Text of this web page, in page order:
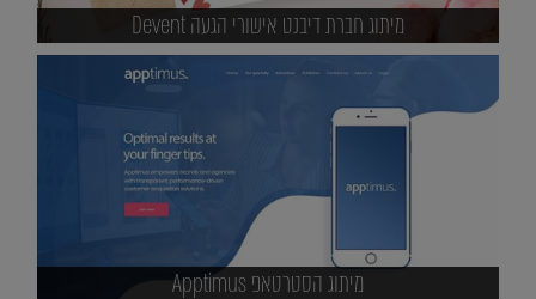
מיתוג חברת דיבנט אישורי הגעה Devent
מיתוג הסטרטאפ Apptimus